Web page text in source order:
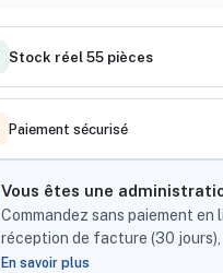
Stock réel 55 pièces
Paiement sécurisé
Vous êtes une
Commandez sans paiement
réception de facture (30
En savoir plus